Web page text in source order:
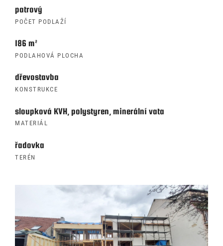
patrový
POČET PODLAŽÍ
186 m²
PODLAHOVÁ PLOCHA
dřevostavba
KONSTRUKCE
sloupková KVH, polystyren, minerální vata
MATERIÁL
řadovka
TERÉN